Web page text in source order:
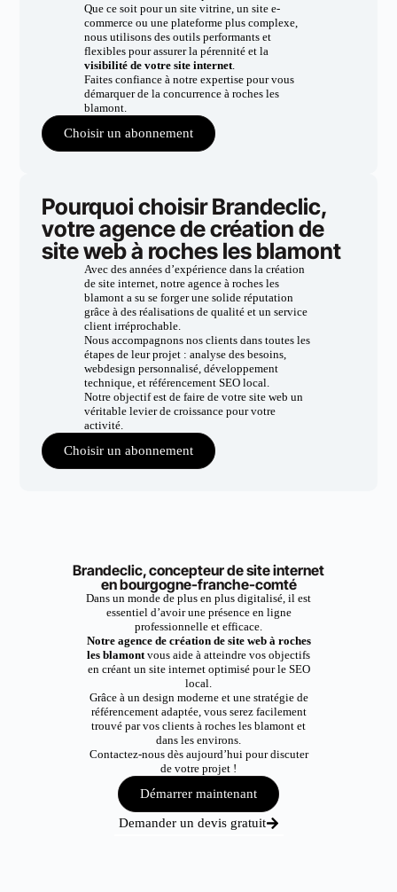
Que ce soit pour un site vitrine, un site e-
commerce ou une plateforme plus complexe,
nous utilisons des outils performants et
flexibles pour assurer la pérennité et la
visibilité de votre site internet.
Faites confiance à notre expertise pour vous
démarquer de la concurrence à roches les
blamont.
Choisir un abonnement
Pourquoi choisir Brandeclic,
votre agence de création de
site web à roches les blamont
Avec des années d’expérience dans la création
de site internet, notre agence à roches les
blamont a su se forger une solide réputation
grâce à des réalisations de qualité et un service
client irréprochable.
Nous accompagnons nos clients dans toutes les
étapes de leur projet : analyse des besoins,
webdesign personnalisé, développement
technique, et référencement SEO local.
Notre objectif est de faire de votre site web un
véritable levier de croissance pour votre
activité.
Choisir un abonnement
Brandeclic, concepteur de site internet
en bourgogne-franche-comté
Dans un monde de plus en plus digitalisé, il est
essentiel d’avoir une présence en ligne
professionnelle et efficace.
Notre agence de création de site web à roches
les blamontvous aide à atteindre vos objectifs
en créant un site internet optimisé pour le SEO
local.
Grâce à un design moderne et une stratégie de
référencement adaptée, vous serez facilement
trouvé par vos clients à roches les blamont et
dans les environs.
Contactez-nous dès aujourd’hui pour discuter
de votre projet !
Démarrer maintenant
Demander un devis gratuit